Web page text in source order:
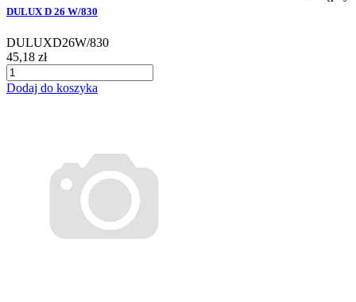
DULUX D 26 W/830
DULUXD26W/830
45,18 zł
Dodaj do koszyka